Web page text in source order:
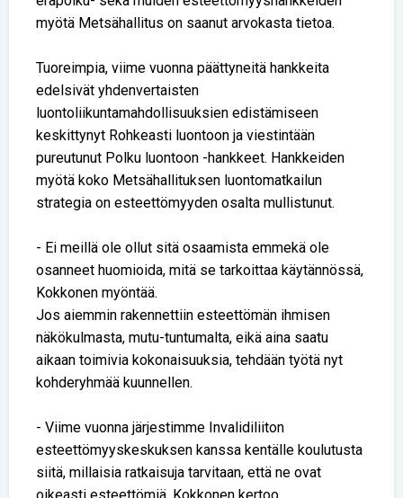
myötä Metsähallitus on saanut arvokasta tietoa.
Tuoreimpia, viime vuonna päättyneitä hankkeita
edelsivät yhdenvertaisten
luontoliikuntamahdollisuuksien edistämiseen
keskittynyt Rohkeasti luontoon ja viestintään
pureutunut Polku luontoon -hankkeet. Hankkeiden
myötä koko Metsähallituksen luontomatkailun
strategia on esteettömyyden osalta mullistunut.
- Ei meillä ole ollut sitä osaamista emmekä ole
osanneet huomioida, mitä se tarkoittaa käytännössä,
Kokkonen myöntää.
Jos aiemmin rakennettiin esteettömän ihmisen
näkökulmasta, mutu-tuntumalta, eikä aina saatu
aikaan toimivia kokonaisuuksia, tehdään työtä nyt
kohderyhmää kuunnellen.
- Viime vuonna järjestimme Invalidiliiton
esteettömyyskeskuksen kanssa kentälle koulutusta
siitä, millaisia ratkaisuja tarvitaan, että ne ovat